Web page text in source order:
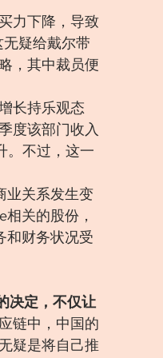
力下降，导致
无疑给戴尔带
，其中裁员便
长持乐观态
度该部门收入
。不过，这一
业关系发生变
关的股份，
和财务状况受
决定，不仅让
链中，中国的
疑是将自己推